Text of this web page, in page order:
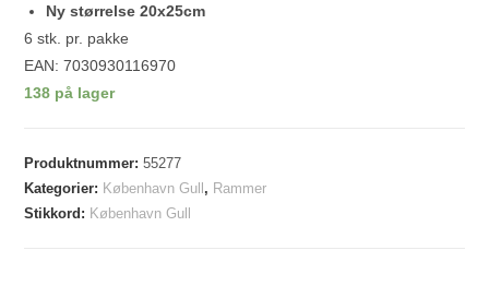
Ny størrelse 20x25cm
6 stk. pr. pakke
EAN: 7030930116970
138 på lager
Produktnummer:55277
Kategorier: København Gull , Rammer
Stikkord: København Gull